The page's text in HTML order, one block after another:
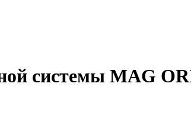
системы MAG